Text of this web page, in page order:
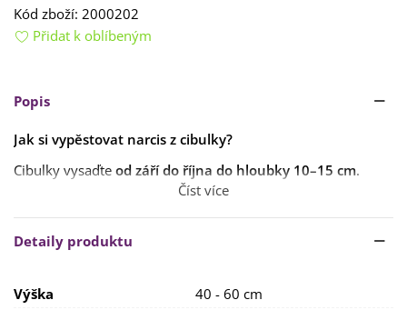
Kód zboží: 2000202
Přidat k oblíbeným
Popis
Jak si vypěstovat narcis z cibulky?
Cibulky vysaďte od září do října do hloubky 10–15 cm.
slunečné či polostinné se středně
těžkou a propustnou půdou. Vyhněte se místům, kde v
předchozích letech
rostly tulipány, brambory
vdobě vegetace vícesložkovým hnojivem
Číst více
Detaily produktu
Výška 40 - 60 cm